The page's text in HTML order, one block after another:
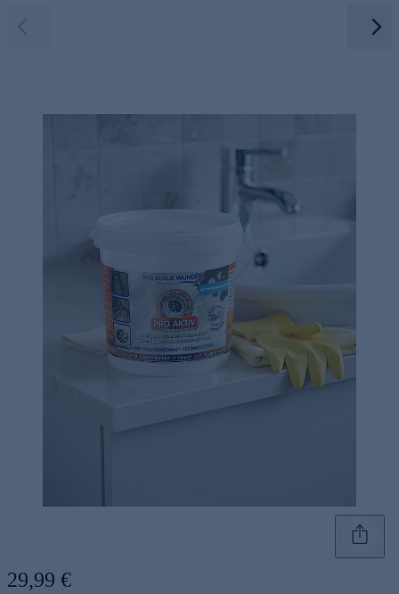
29,99 €